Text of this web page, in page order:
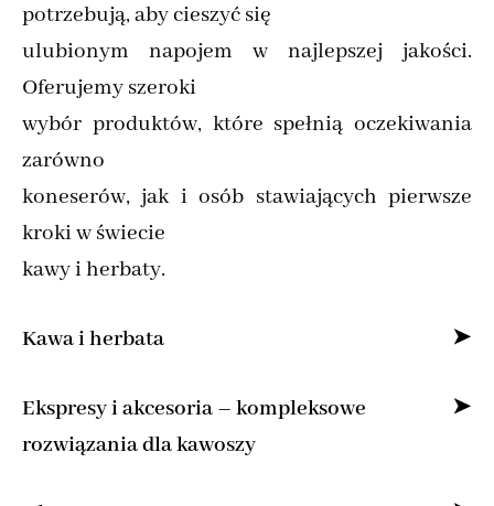
potrzebują, aby cieszyć się
ulubionym napojem w najlepszej jakości.
Oferujemy szeroki
wybór produktów, które spełnią oczekiwania
zarówno
koneserów, jak i osób stawiających pierwsze
kroki w świecie
kawy i herbaty.
Kawa i herbata
Specjalizujemy się w sprzedaży kawy ziarnistej
i mielonej online,
Ekspresy i akcesoria – kompleksowe
rozwiązania dla kawoszy